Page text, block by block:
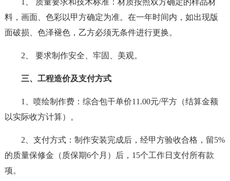
1、 质量要求和技术标准：材质按照双方确定的样品材
料，画面、色彩以甲方确定为准。在一年时间内，如出现版
面破损、色泽褪色，乙方必须无条件进行更换。
2、 要求制作安全、牢固、美观。
三、工程造价及支付方式
1、喷绘制作费：综合包干单价11.00元/平方（结算金额
以实际收方计算）。
2、支付方式：制作安装完成后，经甲方验收合格，留5%
的质量保修金（质保期6个月）后，15个工作日支付所有款
项。